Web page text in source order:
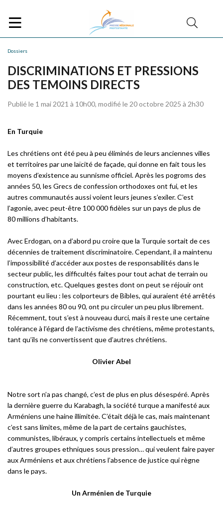
Dossiers
DISCRIMINATIONS ET PRESSIONS
DES TEMOINS DIRECTS
Publié le 1 mai 2021 à 10h00, modifié le 20 octobre 2025 à 2h30
En Turquie
Les chrétiens ont été peu à peu éliminés de leurs anciennes villes
et territoires par une laïcité de façade, qui donne en fait tous les
moyens d’existence au sunnisme officiel. Après les pogroms des
années 50, les Grecs de confession orthodoxes ont fui, et les
autres communautés aussi voient leurs jeunes s’exiler. C’est
l’agonie, avec peut-être 100 000 fidèles sur un pays de plus de
80 millions d’habitants.
Avec Erdogan, on a d’abord pu croire que la Turquie sortait de ces
décennies de traitement discriminatoire. Cependant, il a maintenu
l’impossibilité d’accéder aux postes de responsabilités dans le
secteur public, les difficultés faites pour tout achat de terrain ou
construction, etc. Quelques gestes dont on peut se réjouir ont
pourtant eu lieu : les colporteurs de Bibles, qui auraient été arrêtés
dans les années 80 ou 90, ont pu circuler un peu plus librement.
Récemment, tout s’est à nouveau durci, mais il reste une certaine
tolérance à l’égard de l’activisme des chrétiens, même protestants,
tant qu’ils ne convertissent que d’autres chrétiens.
Olivier Abel
Notre sort n’a pas changé, c’est de plus en plus désespéré. Après
la dernière guerre du Karabagh, la société turque a manifesté aux
Arméniens une haine illimitée. C’était déjà le cas, mais maintenant
c’est sans limites, même de la part de certains gauchistes,
communistes, libéraux, y compris certains intellectuels et même
d’autres groupes ethniques sous pression… qui veulent faire payer
aux Arméniens et aux chrétiens l’absence de justice qui règne
dans le pays.
Un Arménien de Turquie